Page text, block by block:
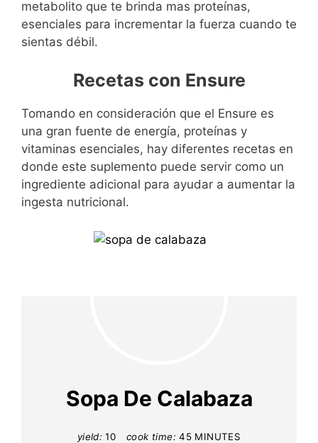
metabolito que te brinda mas proteínas,
esenciales para incrementar la fuerza cuando te
sientas débil.
Recetas con Ensure
Tomando en consideración que el Ensure es
una gran fuente de energía, proteínas y
vitaminas esenciales, hay diferentes recetas en
donde este suplemento puede servir como un
ingrediente adicional para ayudar a aumentar la
ingesta nutricional.
Sopa De Calabaza
yield: 10 cook time: 45 MINUTES